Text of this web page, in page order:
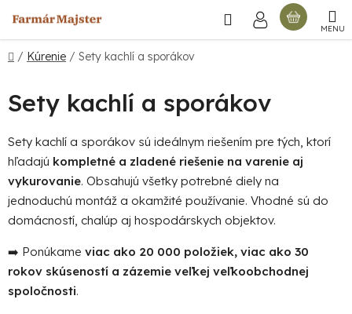
na
obsah
Hľadať
Domov
/ Kúrenie / Sety kachlí a sporákov
Sety kachlí a sporákov
Sety kachlí a sporákov sú ideálnym riešením pre tých, ktorí
hľadajú kompletné a zladené riešenie na varenie aj
vykurovanie. Obsahujú všetky potrebné diely na
jednoduchú montáž a okamžité používanie. Vhodné sú do
domácností, chalúp aj hospodárskych objektov.
➡️ Ponúkame viac ako 20 000 položiek, viac ako 30
rokov skúseností a zázemie veľkej veľkoobchodnej
spoločnosti.